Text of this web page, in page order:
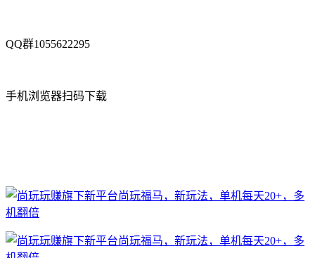
QQ群1055622295
手机浏览器扫码下载